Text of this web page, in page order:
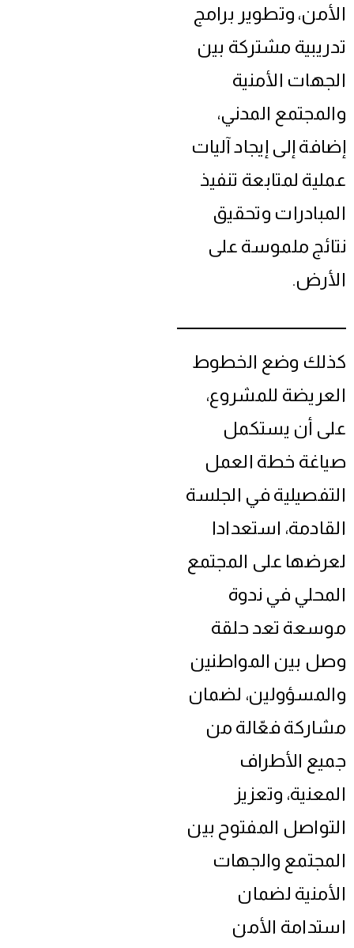
الأمن، وتطوير برامج
تدريبية مشتركة بين
الجهات الأمنية
والمجتمع المدني،
إضافة إلى إيجاد آليات
عملية لمتابعة تنفيذ
المبادرات وتحقيق
نتائج ملموسة على
الأرض.
كذلك وضع الخطوط
العريضة للمشروع،
على أن يستكمل
صياغة خطة العمل
التفصيلية في الجلسة
القادمة، استعدادا
لعرضها على المجتمع
المحلي في ندوة
موسعة تعد حلقة
وصل بين المواطنين
والمسؤولين، لضمان
مشاركة فعّالة من
جميع الأطراف
المعنية، وتعزيز
التواصل المفتوح بين
المجتمع والجهات
الأمنية لضمان
استدامة الأمن